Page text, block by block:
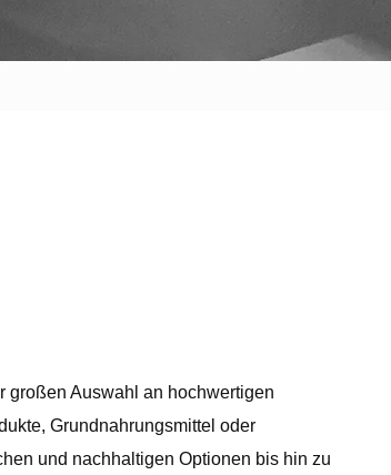
großen Auswahl an hochwertigen
Grundnahrungsmittel oder
und nachhaltigen Optionen bis hin zu